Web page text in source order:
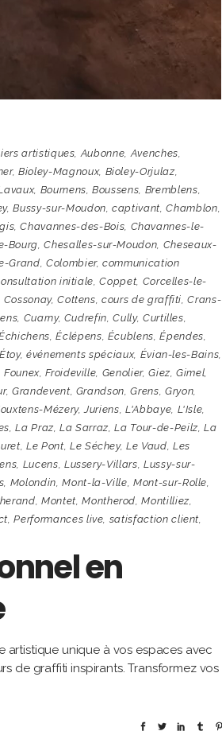
artistiques,Aubonne,Avenches,
,Bioley-Magnoux, Bioley-Orjulaz,
, Bournens,Boussens, Bremblens,
,Bussy-sur-Moudon,captivant,Chamblon,
,Chavannes-des-Bois, Chavannes-le-
Bourg,Chesalles-sur-Moudon, Cheseaux-
Grand, Colombier,communication
initiale,Coppet, Corcelles-le-
Cossonay,Cottens,cours de graffiti,Crans-
, Cuarny, Cudrefin,Cully, Curtilles,
,Éclépens, Écublens,Épendes,
Étoy, événements spéciaux, Évian-les-Bains,
Founex,Froideville, Genolier,Giez,Gimel,
,Grandevent, Grandson,Grens, Gryon,
Mézery,Juriens,L'Abbaye, L'Isle,
,La Praz,La Sarraz,La Tour-de-Peilz,La
,Le Pont, Le Séchey,Le Vaud, Les
, Lucens, Lussery-Villars, Lussy-sur-
, Molondin,Mont-la-Ville,Mont-sur-Rolle,
,Montet,Montherod,Montilliez,
,Performances live, satisfaction client,
en
artistique unique à vos espaces avec
de graffiti inspirants. Transformez vos